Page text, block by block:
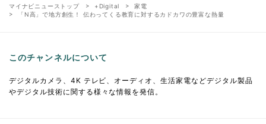
マイナビニューストップ +Digital
家電
「N高」で地方創生！ 伝わってくる教育に対するカドカワの豊富な熱量
このチャンネルについて
デジタルカメラ、4K テレビ、オーディオ、生活家電などデジタル製品
やデジタル技術に関する様々な情報を発信。